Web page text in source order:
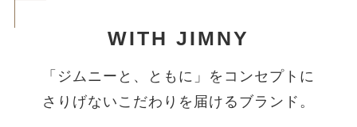
WITH JIMNY
「ジムニーと、ともに」をコンセプトに
さりげないこだわりを届けるブランド。